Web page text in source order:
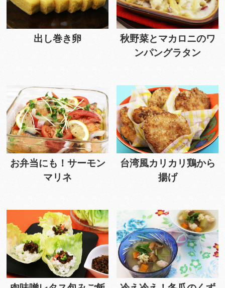
出し巻き卵
秋野菜とマカロニのワ
ンパングラタン
お弁当にも！サーモン
マリネ
台湾風カリカリ鶏から
揚げ